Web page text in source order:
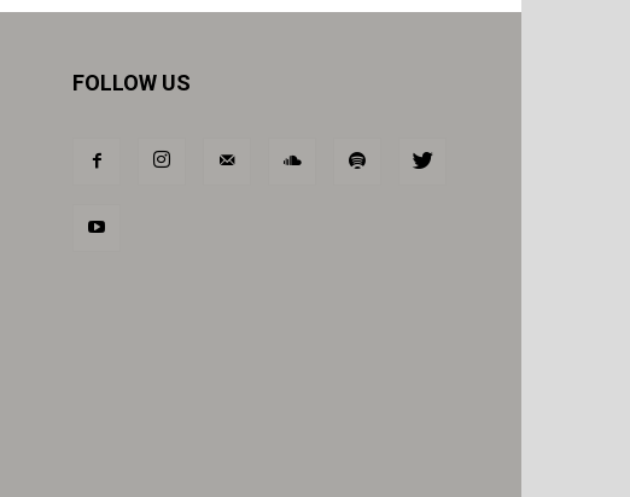
FOLLOW US